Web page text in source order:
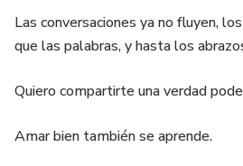
Las conversaciones ya no fluyen,
que las palabras, y hasta los
Quiero compartirte una verdad
Amar bien también se aprende.